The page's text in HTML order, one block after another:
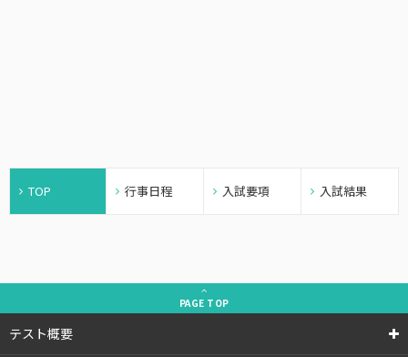
TOP 行事日程 入試要項 入試結果
PAGE TOP
テスト概要